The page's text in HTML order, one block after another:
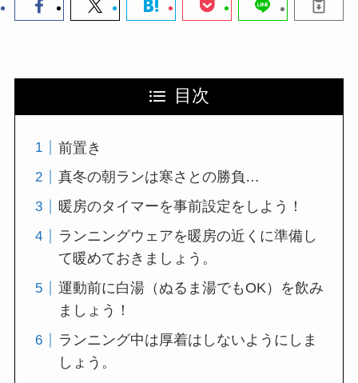
目次
前置き
真冬の朝ランは寒さとの勝負…
暖房のタイマーを事前設定をしよう！
ランニングウェアを暖房の近くに準備し
て暖めておきましょう。
運動前に白湯（ぬるま湯でもOK）を飲み
ましょう！
ランニング中は厚着はしないようにしま
しょう。